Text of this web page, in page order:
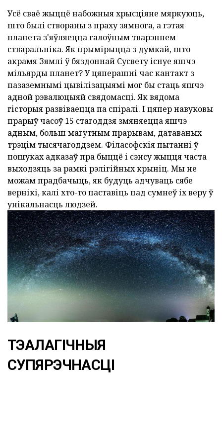
Усё сваё жыццё набожныя хрысціяне мяркуюць,
што былі створаны з праху зямнога, а гэтая
планета з'яўляецца галоўным тварэннем
стваральніка. Як прымірыцца з думкай, што
акрамя Зямлі ў бяздоннай Сусвету існуе яшчэ
мільярды планет? У цяперашні час кантакт з
пазаземнымі цывілізацыямі мог бы стаць яшчэ
адной рэвалюцыяй свядомасці. Як вядома
гісторыя развіваецца па спіралі. І цяпер навуковы
прарыў часоў 15 стагоддзя змяняецца яшчэ
адным, больш магутным прарывам, датаваных
трэцім тысячагоддзем. Філасофскія пытанні ў
пошуках адказаў пра быццё і сэнсу жыцця часта
выходзяць за рамкі рэлігійных крыніц. Мы не
можам прадбачыць, як будуць адчуваць сябе
вернікі, калі хто-то паставіць пад сумнеў іх веру ў
унікальнасць людзей.
ТЭАЛАГІЧНЫЯ
СУПЯРЭЧНАСЦІ